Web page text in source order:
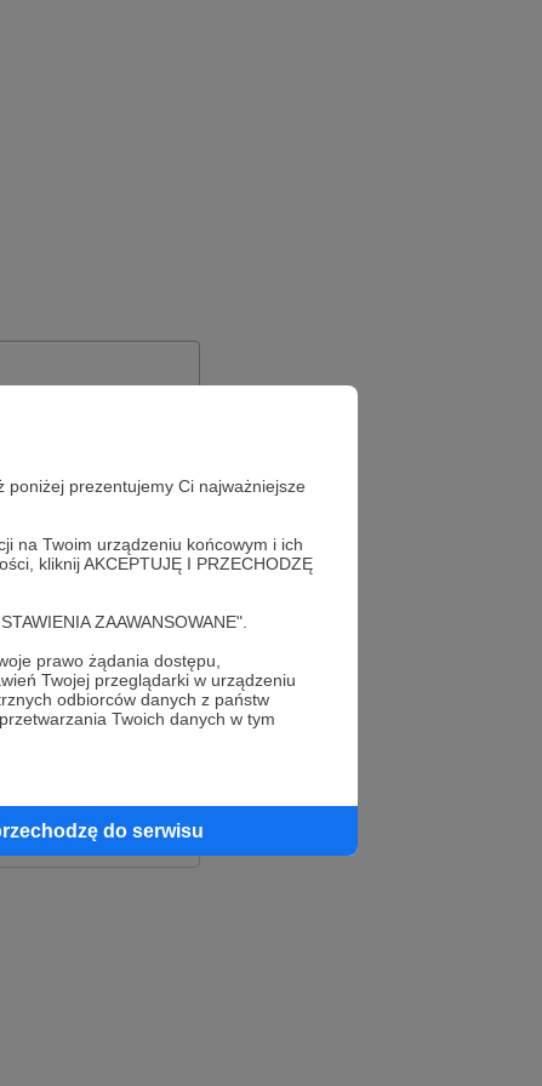
poniżej prezentujemy Ci najważniejsze
na Twoim urządzeniu końcowym i ich
kliknij AKCEPTUJĘ I PRZECHODZĘ
ZAAWANSOWANE".
prawo żądania dostępu,
Twojej przeglądarki w urządzeniu
odbiorców danych z państw
Twoich danych w tym
do serwisu